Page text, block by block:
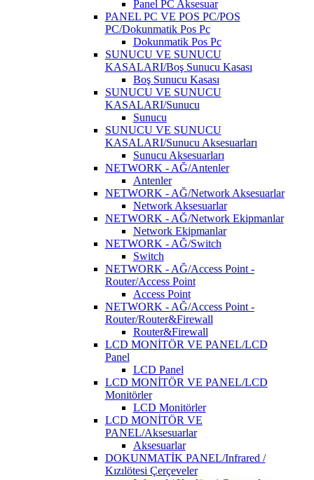
Panel PC Aksesuar
PANEL PC VE POS PC/POS
PC/Dokunmatik Pos Pc
Dokunmatik Pos Pc
SUNUCU VE SUNUCU
KASALARI/Boş Sunucu Kasası
Boş Sunucu Kasası
SUNUCU VE SUNUCU
KASALARI/Sunucu
Sunucu
SUNUCU VE SUNUCU
KASALARI/Sunucu Aksesuarları
Sunucu Aksesuarları
NETWORK - AĞ/Antenler
Antenler
NETWORK - AĞ/Network Aksesuarlar
Network Aksesuarlar
NETWORK - AĞ/Network Ekipmanlar
Network Ekipmanlar
NETWORK - AĞ/Switch
Switch
NETWORK - AĞ/Access Point -
Router/Access Point
Access Point
NETWORK - AĞ/Access Point -
Router/Router&Firewall
Router&Firewall
LCD MONİTÖR VE PANEL/LCD
Panel
LCD Panel
LCD MONİTÖR VE PANEL/LCD
Monitörler
LCD Monitörler
LCD MONİTÖR VE
PANEL/Aksesuarlar
Aksesuarlar
DOKUNMATİK PANEL/Infrared /
Kızılötesi Çerçeveler